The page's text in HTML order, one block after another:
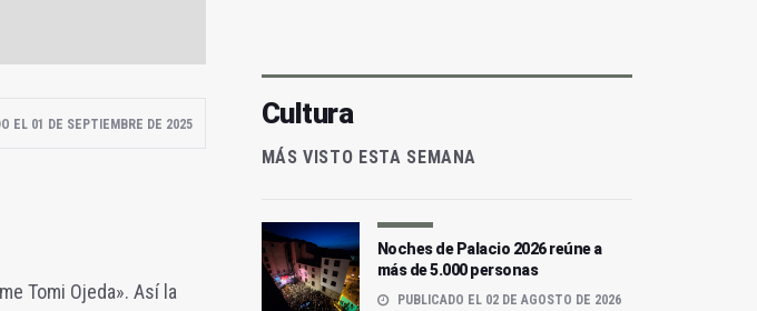
EL 01 DE SEPTIEMBRE DE 2025
Tomi Ojeda». Así la
Cultura
MÁS VISTO ESTA SEMANA
Noches de Palacio 2026 reúne a
más de 5.000 personas
PUBLICADO EL 02 DE AGOSTO DE 2026